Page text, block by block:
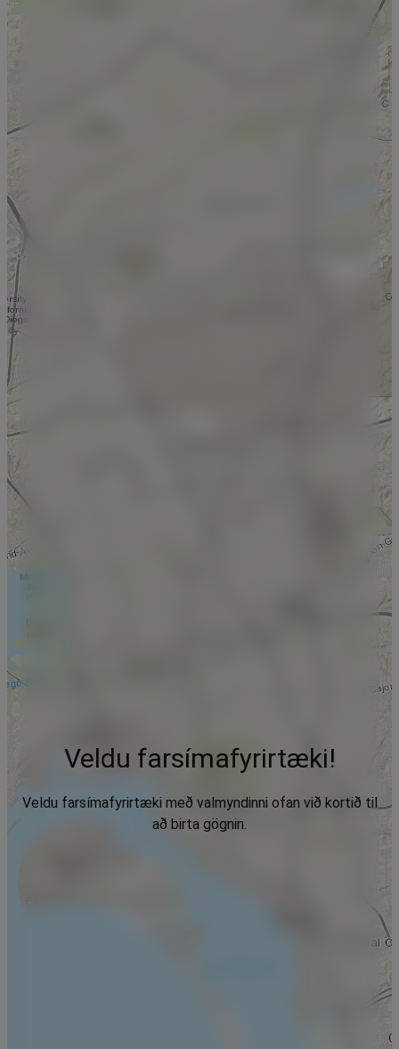
Veldu farsímafyrirtæki!
Veldu farsímafyrirtæki með valmyndinni ofan við kortið til
að birta gögnin.